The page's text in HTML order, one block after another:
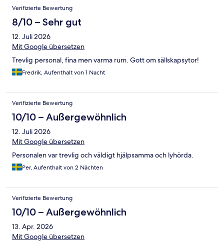
Verifizierte Bewertung
8/10 – Sehr gut
12. Juli 2026
Mit Google übersetzen
Trevlig personal, fina men varma rum. Gott om sällskapsytor!
Fredrik, Aufenthalt von 1 Nacht
Verifizierte Bewertung
10/10 – Außergewöhnlich
12. Juli 2026
Mit Google übersetzen
Personalen var trevlig och väldigt hjälpsamma och lyhörda.
Per, Aufenthalt von 2 Nächten
Verifizierte Bewertung
10/10 – Außergewöhnlich
13. Apr. 2026
Mit Google übersetzen